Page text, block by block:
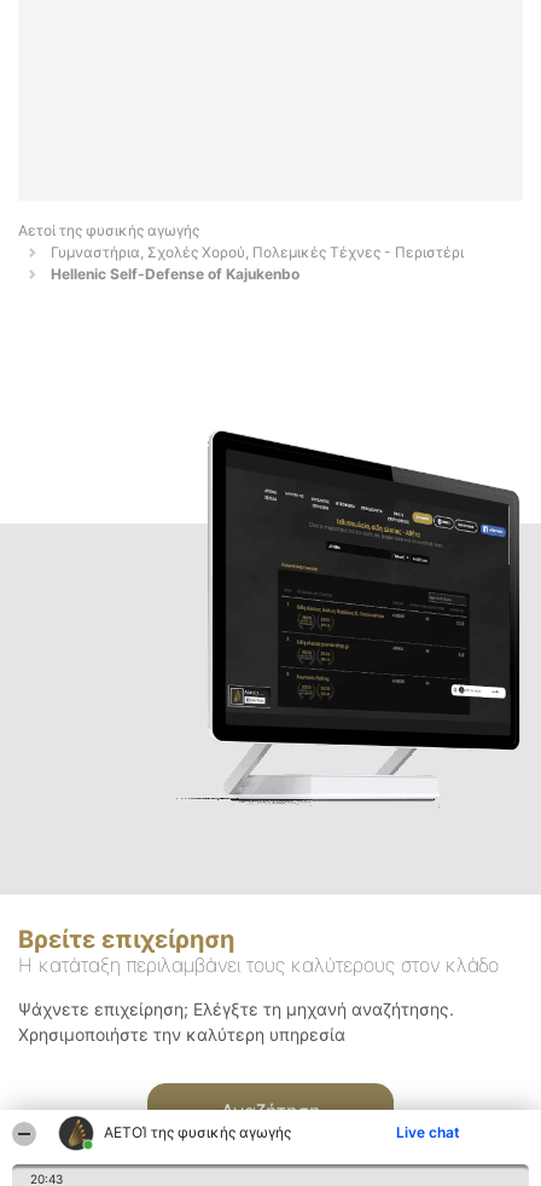
ΑΕΤΟΊ της φυσικής αγωγής Live chat
20:43
Αετοί της φυσικής αγωγής
Γυμναστήρια, Σχολές Χορού, Πολεμικές Τέχνες - Περιστέρι
Hellenic Self-Defense of Kajukenbo
Βρείτε επιχείρηση
Η κατάταξη περιλαμβάνει τους καλύτερους στον κλάδο
Ψάχνετε επιχείρηση; Ελέγξτε τη μηχανή αναζήτησης.
Χρησιμοποιήστε την καλύτερη υπηρεσία
Αναζήτηση